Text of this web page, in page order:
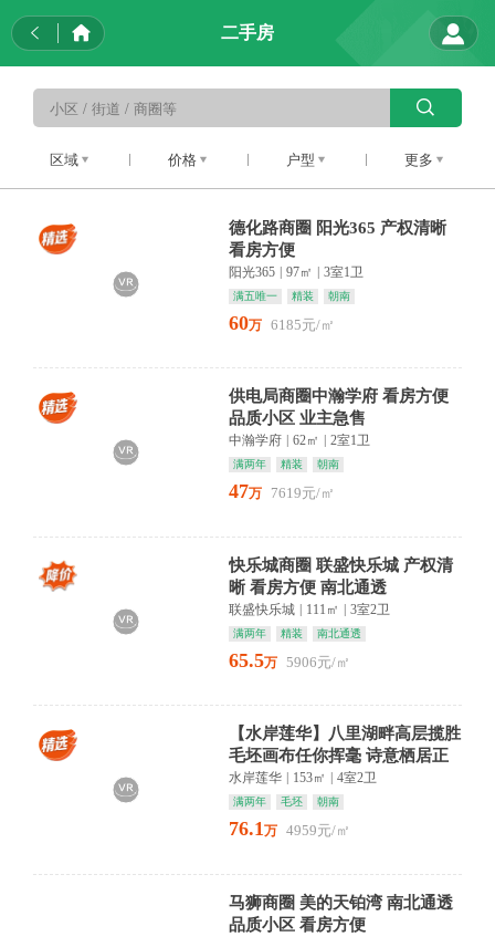
二手房
区域 价格 户型 更多
德化路商圈 阳光365 产权清晰
看房方便
阳光365 97㎡ 3室1卫
满五唯一 精装 朝南
60万 6185元/㎡
供电局商圈中瀚学府 看房方便
品质小区 业主急售
中瀚学府 62㎡ 2室1卫
满两年 精装 朝南
47万 7619元/㎡
快乐城商圈 联盛快乐城 产权清
晰 看房方便 南北通透
联盛快乐城 111㎡ 3室2卫
满两年 精装 南北通透
65.5万 5906元/㎡
【水岸莲华】八里湖畔高层揽胜
毛坯画布任你挥毫 诗意栖居正
当时
水岸莲华 153㎡ 4室2卫
满两年 毛坯 朝南
76.1万 4959元/㎡
马狮商圈 美的天铂湾 南北通透
品质小区 看房方便